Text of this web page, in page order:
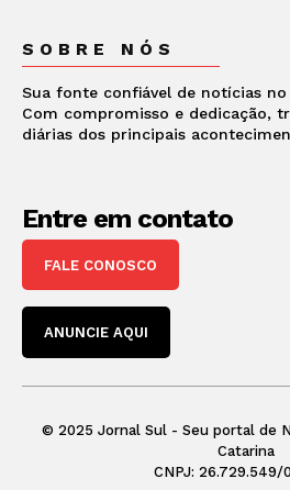
SOBRE NÓS
Sua fonte confiável de notícias
Com compromisso e dedicação,
diárias dos principais
Entre em contato
FALE CONOSCO
ANUNCIE AQUI
© 2025 Jornal Sul - Seu portal de
Catarina
CNPJ: 26.729.549/